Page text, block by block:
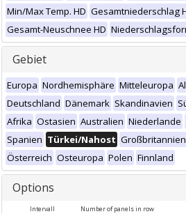
Min/Max Temp. HD Gesamtniederschlag
Gesamt-Neuschnee HD
Gebiet
Europa Nordhemisphäre Mitteleuropa
Deutschland Dänemark Skandinavien
Afrika Ostasien Australien Niederlande
Spanien Türkei/Nahost Großbritannien
Österreich Osteuropa Polen Finnland
Options
Intervall Number of panels in row